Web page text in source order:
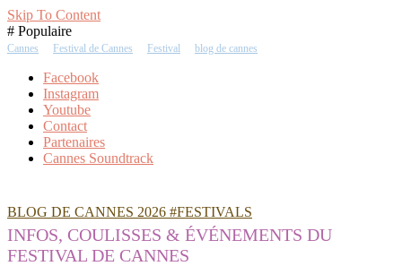
Skip To Content
# Populaire
Cannes Festival de Cannes Festival blog de cannes
Facebook
Instagram
Youtube
Contact
Partenaires
Cannes Soundtrack
BLOG DE CANNES 2026 #FESTIVALS
INFOS, COULISSES & ÉVÉNEMENTS DU
FESTIVAL DE CANNES